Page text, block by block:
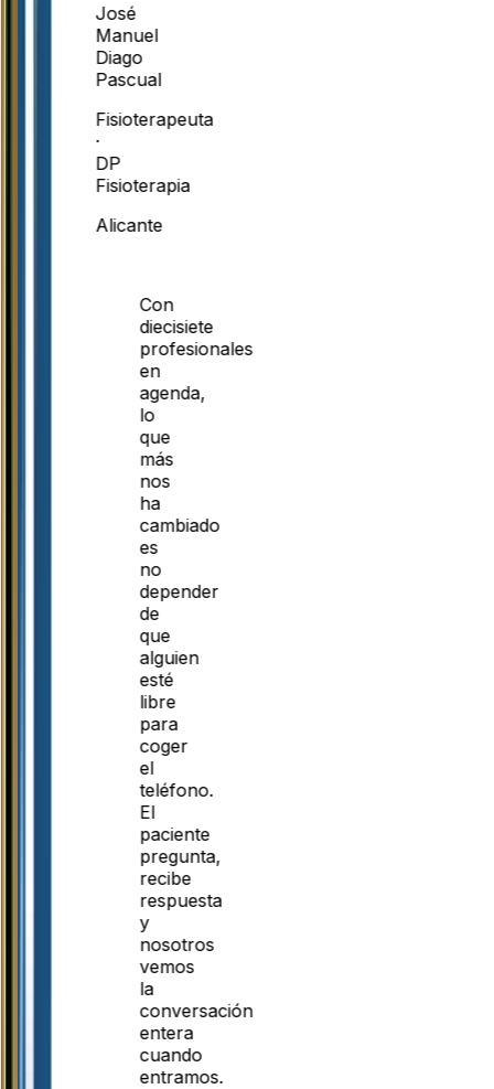
José
Manuel
Diago
Pascual
Fisioterapeuta
·
DP
Fisioterapia
Alicante
Con
diecisiete
profesionales
en
agenda,
lo
que
más
nos
ha
cambiado
es
no
depender
de
que
alguien
esté
libre
para
coger
el
teléfono.
El
paciente
pregunta,
recibe
respuesta
y
nosotros
vemos
la
conversación
entera
cuando
entramos.